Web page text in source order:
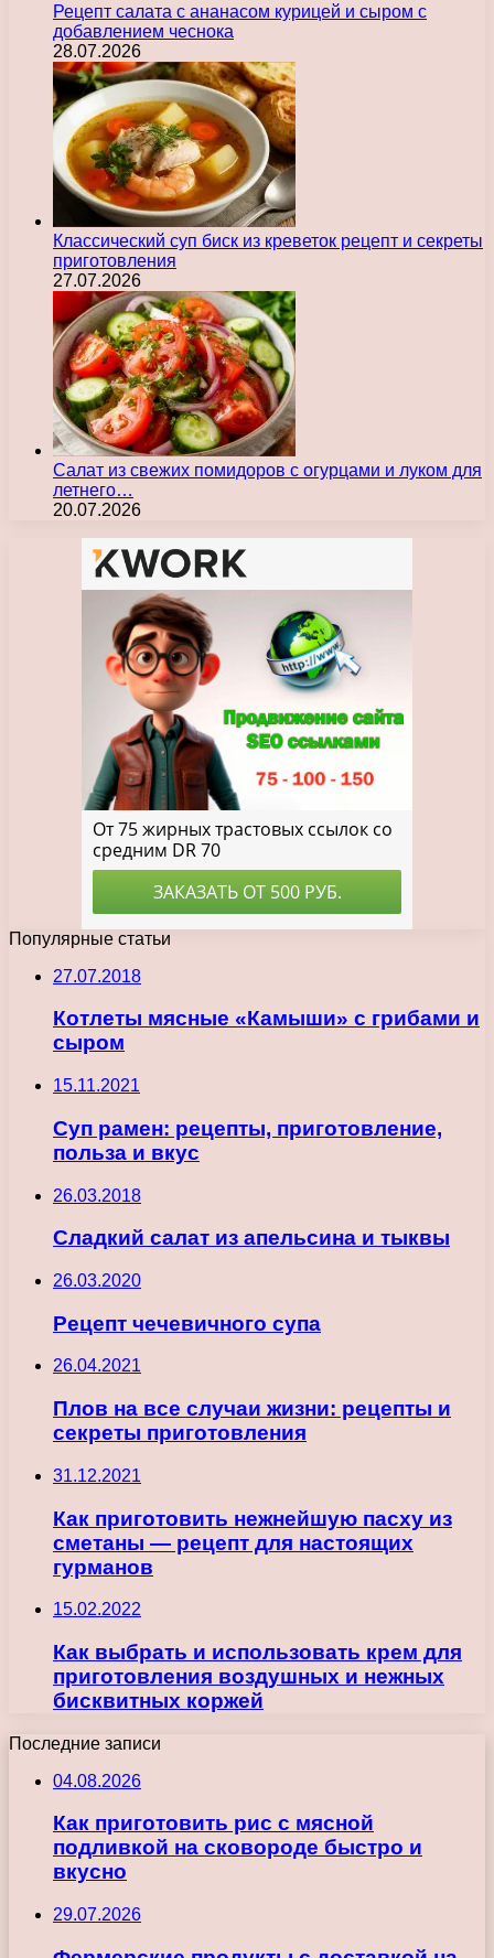
Рецепт салата с ананасом курицей и сыром с
добавлением чеснока
28.07.2026
Классический суп биск из креветок рецепт и секреты
приготовления
27.07.2026
Салат из свежих помидоров с огурцами и луком для
летнего…
20.07.2026
Популярные статьи
27.07.2018
Котлеты мясные «Камыши» с грибами и
сыром
15.11.2021
Суп рамен: рецепты, приготовление,
польза и вкус
26.03.2018
Сладкий салат из апельсина и тыквы
26.03.2020
Рецепт чечевичного супа
26.04.2021
Плов на все случаи жизни: рецепты и
секреты приготовления
31.12.2021
Как приготовить нежнейшую пасху из
сметаны — рецепт для настоящих
гурманов
15.02.2022
Как выбрать и использовать крем для
приготовления воздушных и нежных
бисквитных коржей
Последние записи
04.08.2026
Как приготовить рис с мясной
подливкой на сковороде быстро и
вкусно
29.07.2026